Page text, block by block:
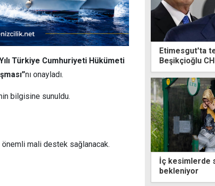
Türkiye Cumhuriyeti Hükümeti
nı onayladı.
bilgisine sunuldu.
önemli mali destek sağlanacak.
Etimesgut'ta
Beşikçioğlu
Vatandaşlık